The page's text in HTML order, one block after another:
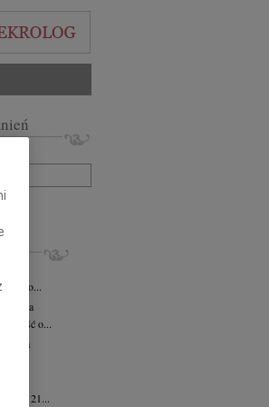
o...
o...
dnia 21...